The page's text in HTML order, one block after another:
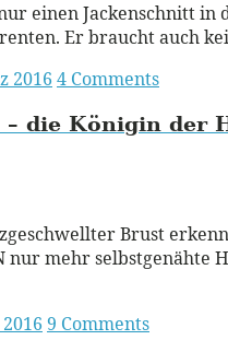
einen Jackenschnitt in
Er braucht auch
2016 4 Comments
– die Königin der
Brust
nur mehr selbstgenähte
9 Comments